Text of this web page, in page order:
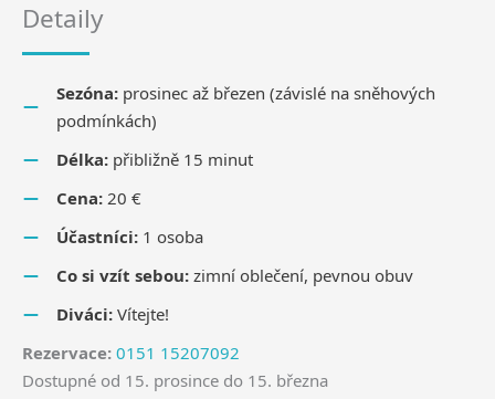
Detaily
Sezóna: prosinec až březen (závislé na sněhových
podmínkách)
Délka: přibližně 15 minut
Cena: 20 €
Účastníci: 1 osoba
Co si vzít sebou: zimní oblečení, pevnou obuv
Diváci: Vítejte!
Rezervace: 0151 15207092
Dostupné od 15. prosince do 15. března